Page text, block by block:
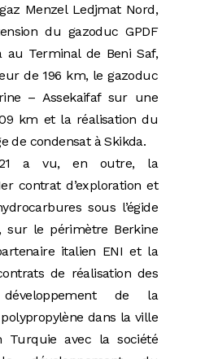
Menzel Ledjmat Nord,
du gazoduc GPDF
au Terminal de Beni Saf,
de 196 km, le gazoduc
– Assekaifaf sur une
km et la réalisation du
de condensat à Skikda.
a vu, en outre, la
contrat d’exploration et
sous l’égide
sur le périmètre Berkine
italien ENI et la
de réalisation des
de la
dans la ville
Turquie avec la société